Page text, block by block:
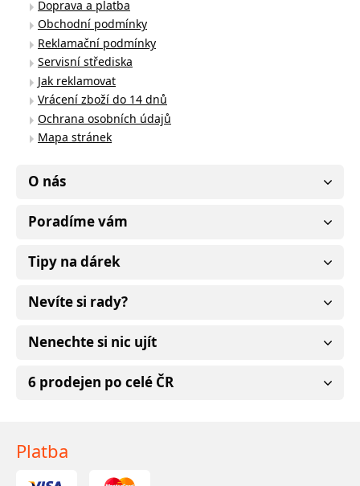
Doprava a platba
Obchodní podmínky
Reklamační podmínky
Servisní střediska
Jak reklamovat
Vrácení zboží do 14 dnů
Ochrana osobních údajů
Mapa stránek
O nás
Poradíme vám
Tipy na dárek
Nevíte si rady?
Nenechte si nic ujít
6 prodejen po celé ČR
Platba